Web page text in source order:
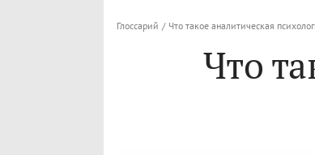
Глоссарий / Что такое аналитическая
Что